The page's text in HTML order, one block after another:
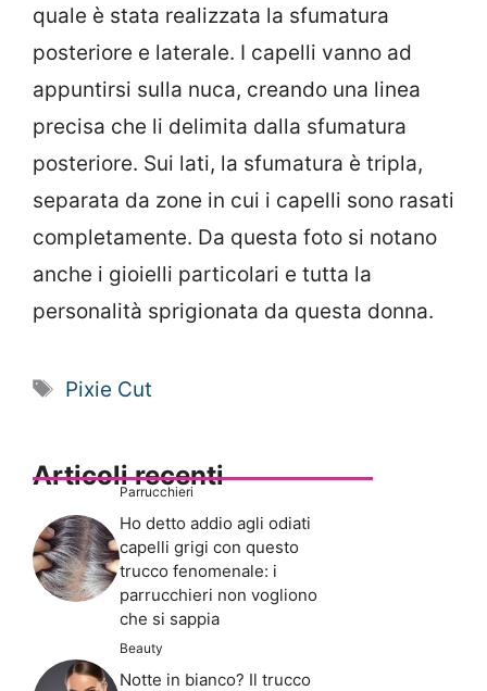
quale è stata realizzata la sfumatura
posteriore e laterale. I capelli vanno ad
appuntirsi sulla nuca, creando una linea
precisa che li delimita dalla sfumatura
posteriore. Sui lati, la sfumatura è tripla,
separata da zone in cui i capelli sono rasati
completamente. Da questa foto si notano
anche i gioielli particolari e tutta la
personalità sprigionata da questa donna.
Tag
Pixie Cut
Articoli recenti
Parrucchieri
Ho detto addio agli odiati
capelli grigi con questo
trucco fenomenale: i
parrucchieri non vogliono
che si sappia
Beauty
Notte in bianco? Il trucco